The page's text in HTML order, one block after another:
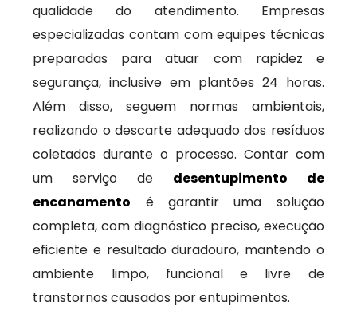
qualidade do atendimento. Empresas
especializadas contam com equipes técnicas
preparadas para atuar com rapidez e
segurança, inclusive em plantões 24 horas.
Além disso, seguem normas ambientais,
realizando o descarte adequado dos resíduos
coletados durante o processo. Contar com
um serviço de desentupimento de
encanamento é garantir uma solução
completa, com diagnóstico preciso, execução
eficiente e resultado duradouro, mantendo o
ambiente limpo, funcional e livre de
transtornos causados por entupimentos.